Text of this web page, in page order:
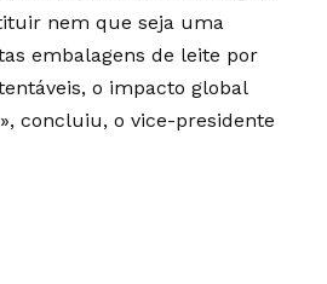
nem que seja uma
embalagens de leite por
o impacto global
concluiu, o vice-presidente